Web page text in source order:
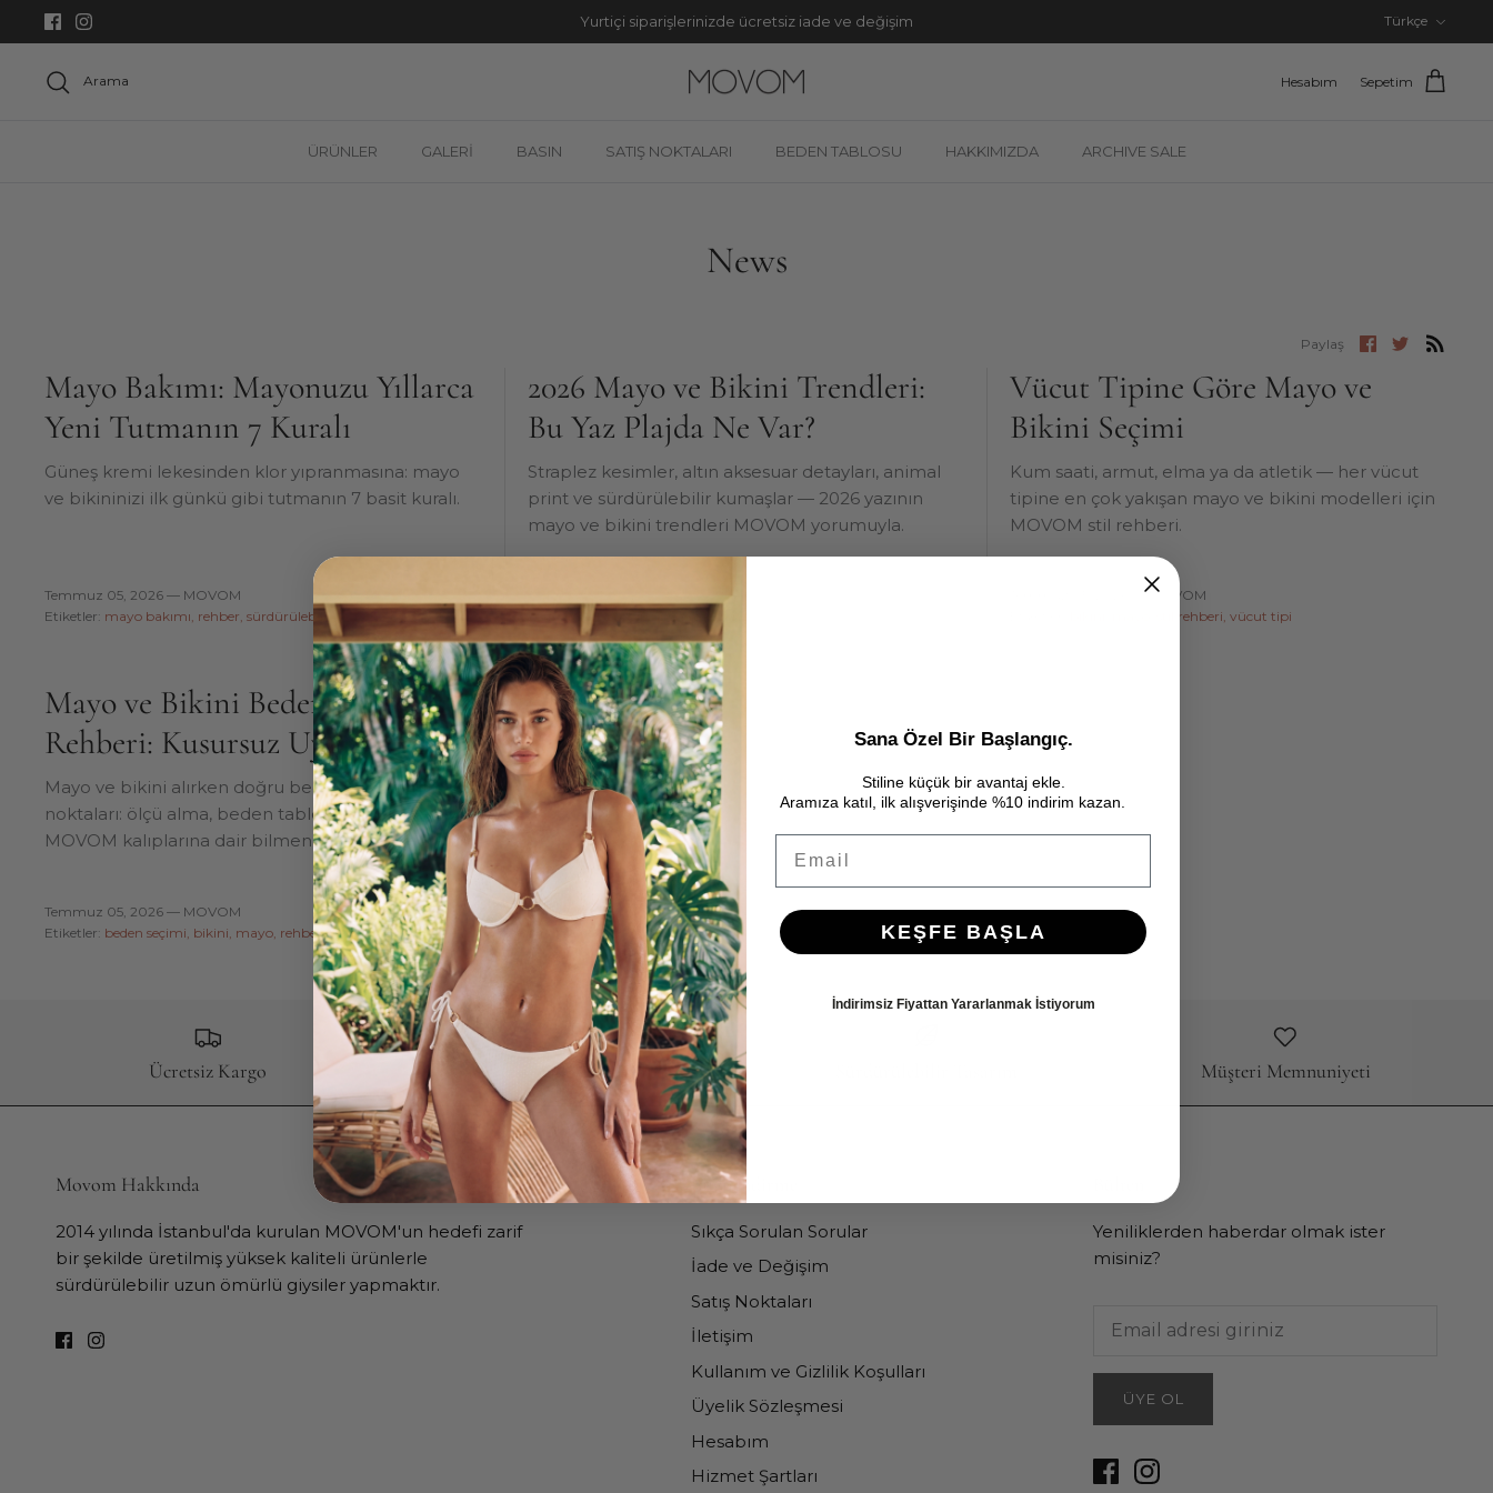
Yurtiçi siparişlerinizde ücretsiz iade ve değişim Türkçe
Arama Hesabım Sepetim
ÜRÜNLER GALERİ BASIN SATIŞ NOKTALARI BEDEN TABLOSU HAKKIMIZDA ARCHIVE SALE
News
Paylaş Facebook'ta
Paylaş
Twitter'da
Paylaş
Mayo Bakımı: Mayonuzu Yıllarca
Yeni Tutmanın 7 Kuralı
Güneş kremi lekesinden klor yıpranmasına: mayo
ve bikininizi ilk günkü gibi tutmanın 7 basit kuralı.
Temmuz 05, 2026 — MOVOM
Etiketler: mayo bakımı rehber sürdürülebilirlik
2026 Mayo ve Bikini Trendleri:
Bu Yaz Plajda Ne Var?
Straplez kesimler, altın aksesuar detayları, animal
print ve sürdürülebilir kumaşlar — 2026 yazının
mayo ve bikini trendleri MOVOM yorumuyla.
Etiketler:
2026 bikini mayo trend
Vücut Tipine Göre Mayo ve
Bikini Seçimi
Kum saati, armut, elma ya da atletik — her vücut
tipine en çok yakışan mayo ve bikini modelleri için
MOVOM stil rehberi.
Temmuz 05, 2026 — MOVOM
stil rehberi vücut tipi
Mayo ve Bikini Beden Seçimi
Rehberi: Kusursuz Uyumun Sırrı
Mayo ve bikini alırken doğru bedeni seçmenin püf
noktaları: ölçü alma, beden tablosu okuma ve
MOVOM kalıplarına dair bilmeniz gerekenler.
Temmuz 05, 2026 — MOVOM
Etiketler: beden seçimi bikini mayo rehber
Ücretsiz Kargo Ücretsiz İade ve Değişim Müşteri Memnuniyeti
Movom Hakkında
2014 yılında İstanbul'da kurulan MOVOM'un hedefi zarif
bir şekilde üretilmiş yüksek kaliteli ürünlerle
sürdürülebilir uzun ömürlü giysiler yapmaktır.
Bilgilendirme
Sıkça Sorulan Sorular
İade ve Değişim
Satış Noktaları
İletişim
Kullanım ve Gizlilik Koşulları
Üyelik Sözleşmesi
Hesabım
Hizmet Şartları
Yeniliklerden haberdar olmak ister
misiniz?
ÜYE OL
Sana Özel Bir Başlangıç.
Stiline küçük bir avantaj ekle.
Aramıza katıl, ilk alışverişinde %10 indirim kazan.
KEŞFE BAŞLA
İndirimsiz Fiyattan Yararlanmak İstiyorum